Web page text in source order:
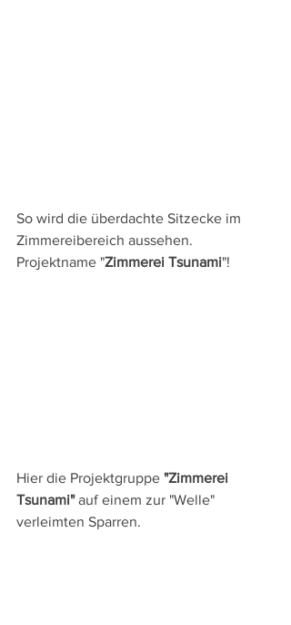
So wird die überdachte Sitzecke im
Zimmereibereich aussehen.
Projektname "Zimmerei Tsunami"!
Hier die Projektgruppe "Zimmerei
Tsunami" auf einem zur "Welle"
verleimten Sparren.